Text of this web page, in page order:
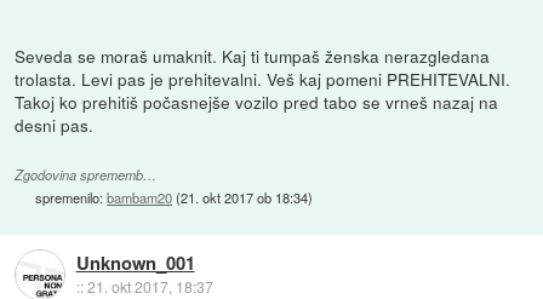
Seveda se moraš umaknit. Kaj ti tumpaš ženska nerazgledana
trolasta. Levi pas je prehitevalni. Veš kaj pomeni PREHITEVALNI.
Takoj ko prehitiš počasnejše vozilo pred tabo se vrneš nazaj na
desni pas.
Zgodovina sprememb…
spremenilo:bambam20(21. okt 2017 ob 18:34)
Unknown_001
::21. okt 2017, 18:37